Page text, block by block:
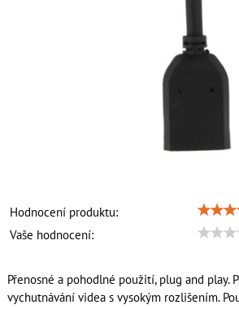
Hodnocení produktu:
Vaše hodnocení:
Přenosné a pohodlné použití, plug and
vychutnávání videa s vysokým rozlišením.